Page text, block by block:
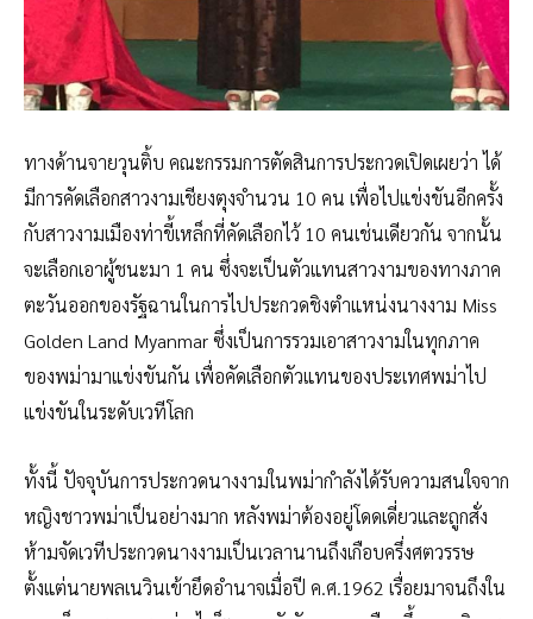
ทางด้านจายวุนติ้บ คณะกรรมการตัดสินการประกวดเปิดเผยว่า ได้
มีการคัดเลือกสาวงามเชียงตุงจำนวน 10 คน เพื่อไปแข่งขันอีกครั้ง
กับสาวงามเมืองท่าขี้เหล็กที่คัดเลือกไว้ 10 คนเช่นเดียวกัน จากนั้น
จะเลือกเอาผู้ชนะมา 1 คน ซึ่งจะเป็นตัวแทนสาวงามของทางภาค
ตะวันออกของรัฐฉานในการไปประกวดชิงตำแหน่งนางงาม Miss
Golden Land Myanmar ซึ่งเป็นการรวมเอาสาวงามในทุกภาค
ของพม่ามาแข่งขันกัน เพื่อคัดเลือกตัวแทนของประเทศพม่าไป
แข่งขันในระดับเวทีโลก
ทั้งนี้ ปัจจุบันการประกวดนางงามในพม่ากำลังได้รับความสนใจจาก
หญิงชาวพม่าเป็นอย่างมาก หลังพม่าต้องอยู่โดดเดี่ยวและถูกสั่ง
ห้ามจัดเวทีประกวดนางงามเป็นเวลานานถึงเกือบครึ่งศตวรรษ
ตั้งแต่นายพลเนวินเข้ายึดอำนาจเมื่อปี ค.ศ.1962 เรื่อยมาจนถึงใน